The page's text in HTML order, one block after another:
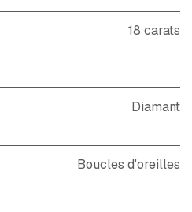
18 carats
Diamant
Boucles d'oreilles